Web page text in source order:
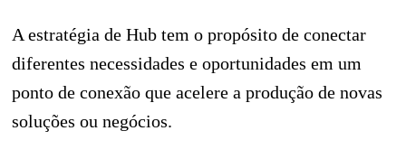
A estratégia de Hub tem o propósito de conectar
diferentes necessidades e oportunidades em um
ponto de conexão que acelere a produção de novas
soluções ou negócios.